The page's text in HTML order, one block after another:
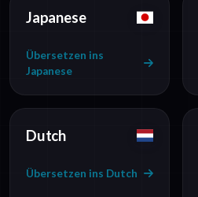
Japanese
Übersetzen ins
Japanese
Dutch
Übersetzen ins Dutch